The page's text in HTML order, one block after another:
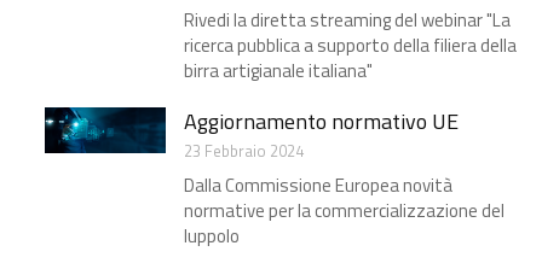
Rivedi la diretta streaming del webinar "La
ricerca pubblica a supporto della filiera della
birra artigianale italiana"
Aggiornamento normativo UE
23 Febbraio 2024
Dalla Commissione Europea novità
normative per la commercializzazione del
luppolo